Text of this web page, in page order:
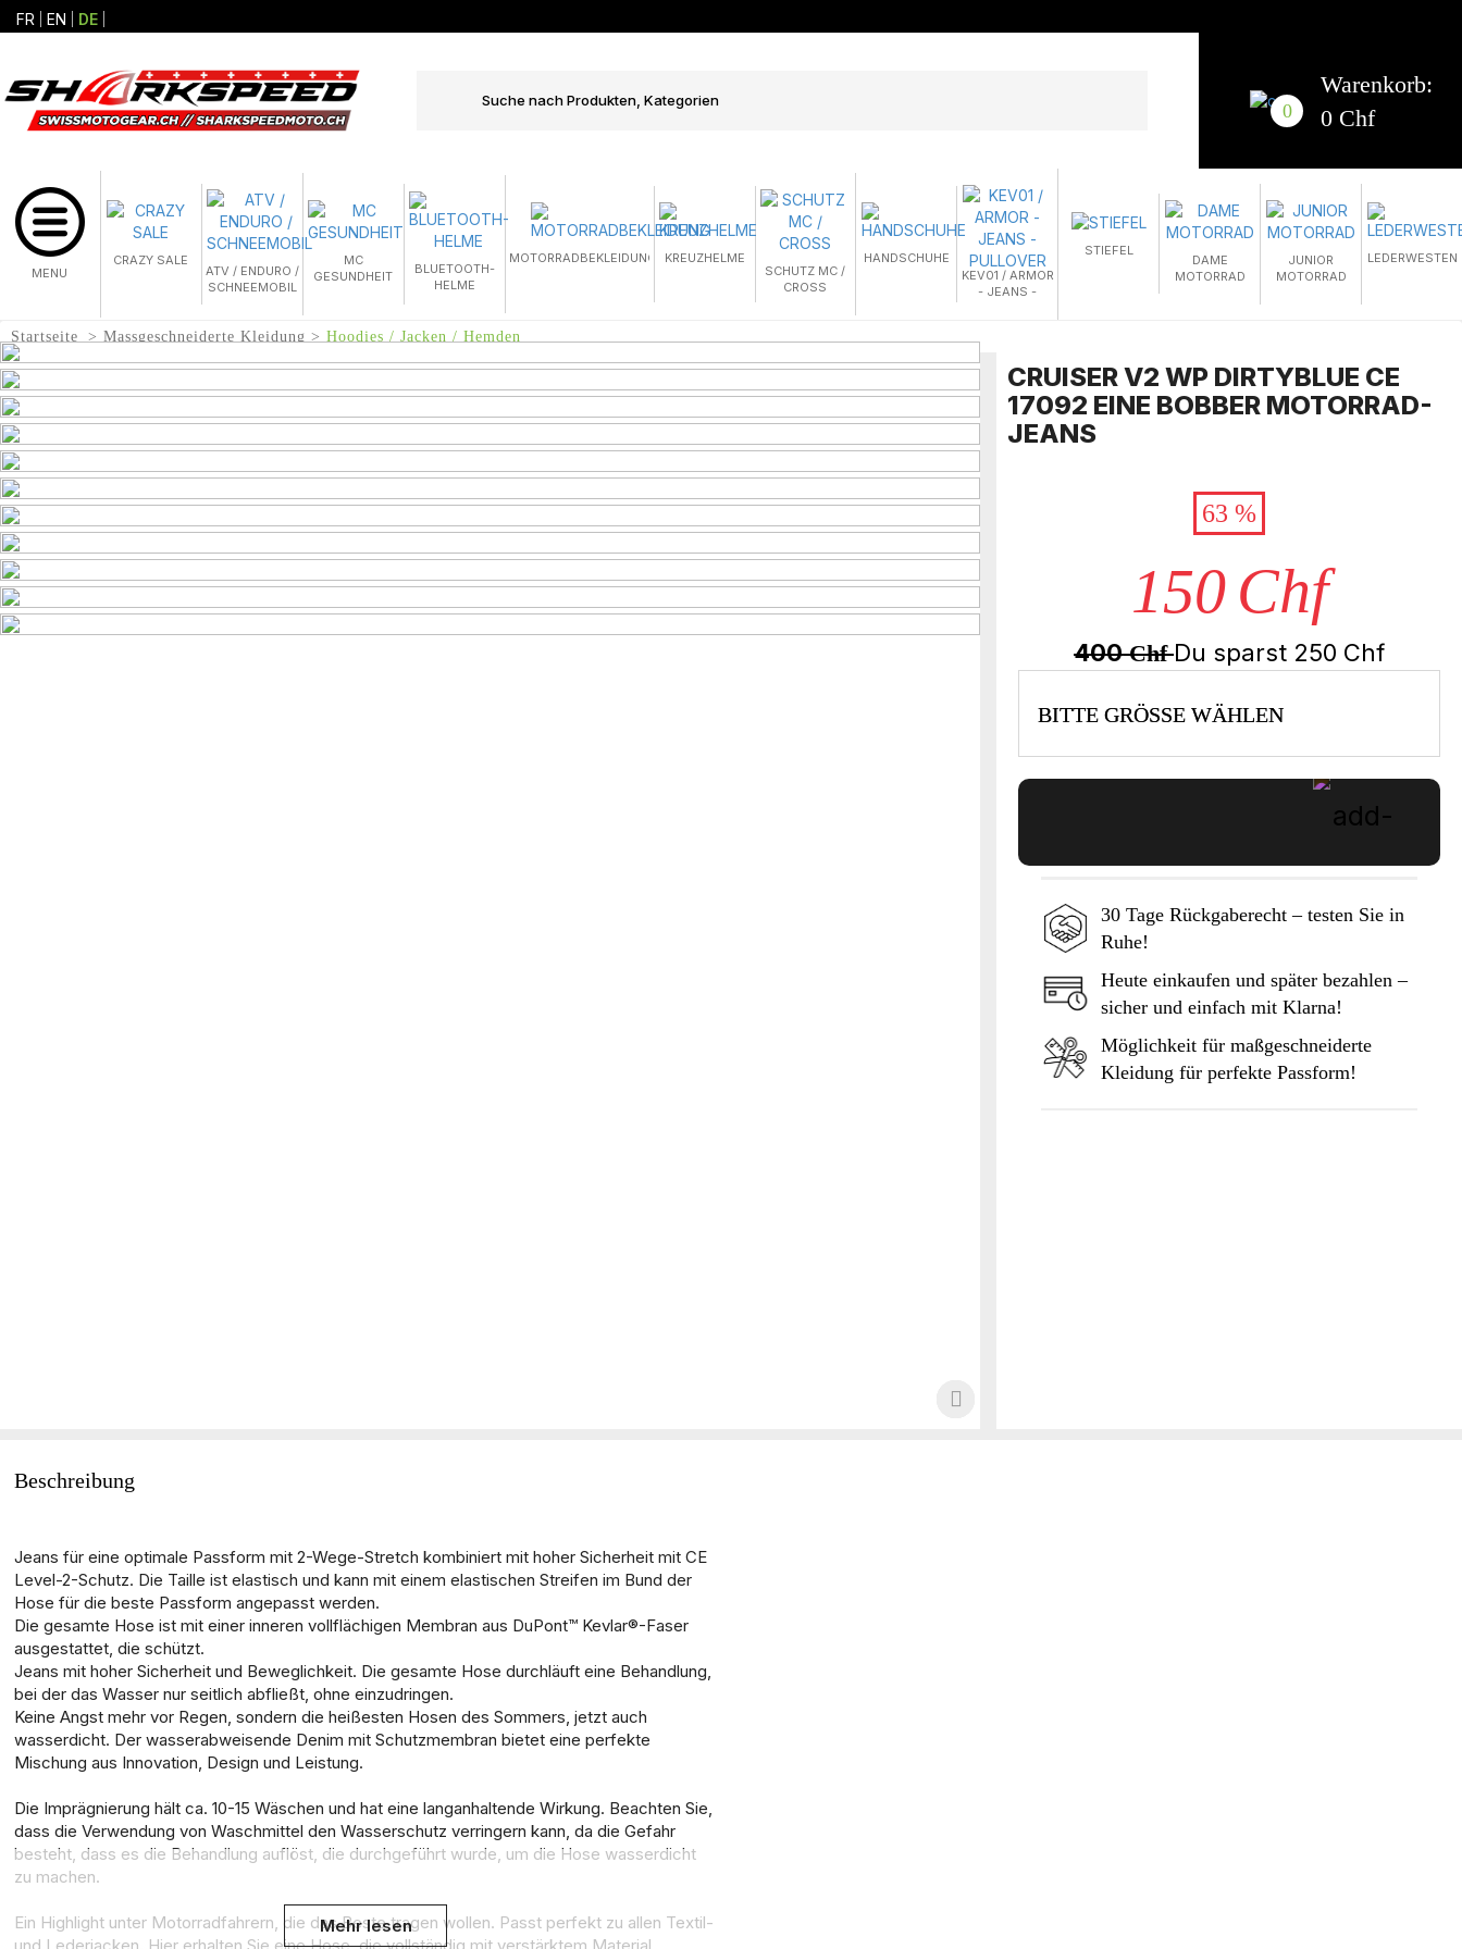
FR EN DE
0
Warenkorb:
0 Chf
MENU
CRAZY SALE
ATV / ENDURO /
SCHNEEMOBIL
MC
GESUNDHEIT
BLUETOOTH-
HELME
MOTORRADBEKLEIDUNG
KREUZHELME
SCHUTZ MC /
CROSS
HANDSCHUHE
KEV01 / ARMOR
- JEANS -
STIEFEL
DAME
MOTORRAD
JUNIOR
MOTORRAD
LEDERWESTEN
Startseite Massgeschneiderte Kleidung Hoodies / Jacken / Hemden
CRUISER V2 WP DIRTYBLUE CE
17092 EINE BOBBER MOTORRAD-
JEANS
63 %
150 Chf
400ChfDu sparst 250 Chf
BITTE GRÖSSE WÄHLEN
In den Warenkorb
30 Tage Rückgaberecht – testen Sie in
Ruhe!
Heute einkaufen und später bezahlen –
sicher und einfach mit Klarna!
Möglichkeit für maßgeschneiderte
Kleidung für perfekte Passform!
Beschreibung
Jeans für eine optimale Passform mit 2-Wege-Stretch kombiniert mit hoher Sicherheit mit CE
Level-2-Schutz. Die Taille ist elastisch und kann mit einem elastischen Streifen im Bund der
Hose für die beste Passform angepasst werden.
Die gesamte Hose ist mit einer inneren vollflächigen Membran aus DuPont™ Kevlar®-Faser
ausgestattet, die schützt.
Jeans mit hoher Sicherheit und Beweglichkeit. ​Die gesamte Hose durchläuft eine Behandlung,
bei der das Wasser nur seitlich abfließt, ohne einzudringen.
Keine Angst mehr vor Regen, sondern die heißesten Hosen des Sommers, jetzt auch
wasserdicht. Der wasserabweisende Denim mit Schutzmembran bietet eine perfekte
Mischung aus Innovation, Design und Leistung.
Die Imprägnierung hält ca. 10-15 Wäschen und hat eine langanhaltende Wirkung. Beachten Sie,
dass die Verwendung von Waschmittel den Wasserschutz verringern kann, da die Gefahr
besteht, dass es die Behandlung auflöst, die durchgeführt wurde, um die Hose wasserdicht
zu machen.
Ein Highlight unter Motorradfahrern, die das Beste tragen wollen. Passt perfekt zu allen Textil-
und Lederjacken. Hier erhalten Sie eine Hose, die vollständig mit verstärktem Material
Mehr lesen